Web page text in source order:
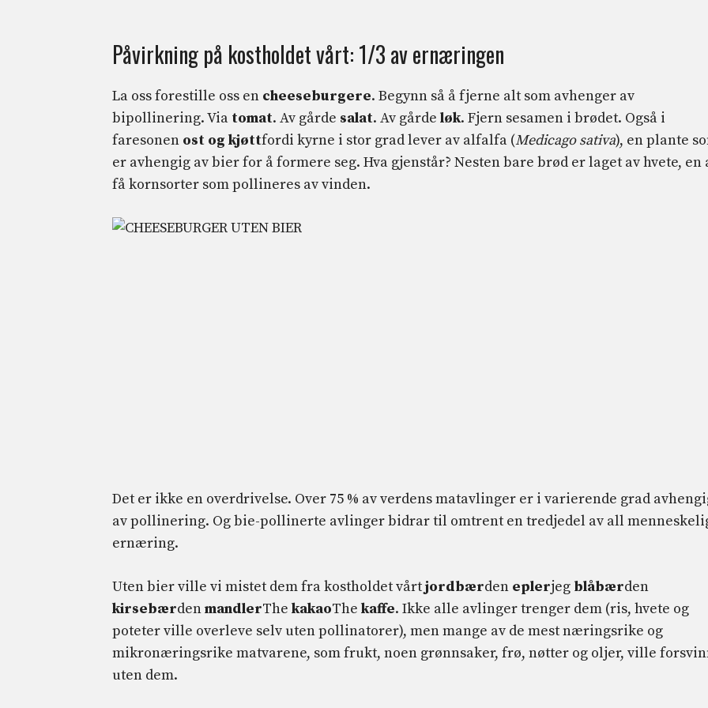
Påvirkning på kostholdet vårt: 1/3 av ernæringen
La oss forestille oss en cheeseburgere. Begynn så å fjerne alt som avhenger av
bipollinering. Via tomat. Av gårde salat. Av gårde løk. Fjern sesamen i brødet. Også i
faresonen ost og kjøttfordi kyrne i stor grad lever av alfalfa (Medicago sativa), en plante
er avhengig av bier for å formere seg. Hva gjenstår? Nesten bare brød er laget av hvete, en
få kornsorter som pollineres av vinden.
Det er ikke en overdrivelse. Over 75 % av verdens matavlinger er i varierende grad
av pollinering. Og bie-pollinerte avlinger bidrar til omtrent en tredjedel av all
ernæring.
Uten bier ville vi mistet dem fra kostholdet vårtjordbærden eplerjeg blåbærden
kirsebærdenmandlerThe kakaoThe kaffe. Ikke alle avlinger trenger dem (ris, hvete og
poteter ville overleve selv uten pollinatorer), men mange av de mest næringsrike og
mikronæringsrike matvarene, som frukt, noen grønnsaker, frø, nøtter og oljer, ville
uten dem.